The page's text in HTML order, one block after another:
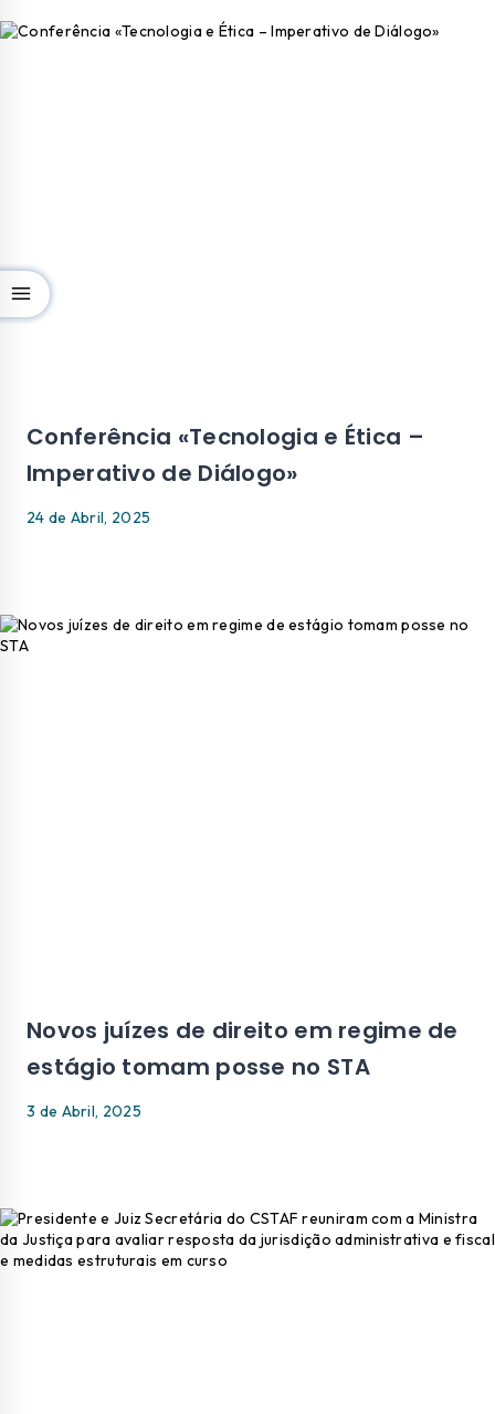
Conferência «Tecnologia e Ética –
Imperativo de Diálogo»
24 de Abril, 2025
Novos juízes de direito em regime de
estágio tomam posse no STA
3 de Abril, 2025